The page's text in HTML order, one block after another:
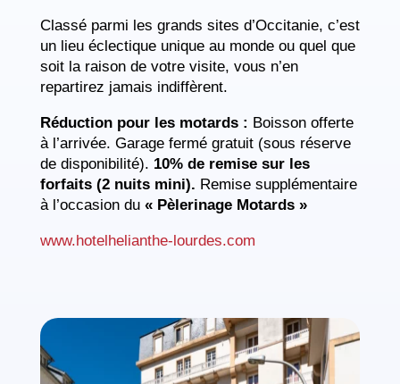
Classé parmi les grands sites d’Occitanie, c’est
un lieu éclectique unique au monde ou quel que
soit la raison de votre visite, vous n’en
repartirez jamais indiffèrent.
Réduction pour les motards : Boisson offerte
à l’arrivée. Garage fermé gratuit (sous réserve
de disponibilité). 10% de remise sur les
forfaits (2 nuits mini). Remise supplémentaire
à l’occasion du « Pèlerinage Motards »
www.hotelhelianthe-lourdes.com